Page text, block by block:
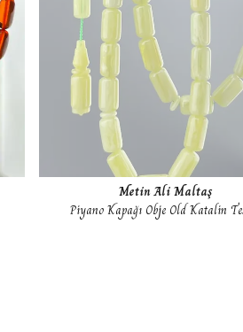
Metin Ali Maltaş
Piyano Kapağı Obje Old Katalin